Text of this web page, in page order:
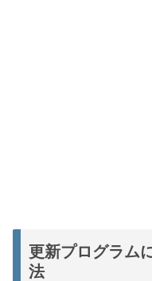
更新プログラム
法